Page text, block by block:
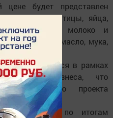
цене будет представлен
мясо птицы, яйца,
овощи, молоко и
подсолнечное масло, мука,
проводятся в рамках
бизнеса, что
национального проекта
экономика».
15 марта, и по итогам